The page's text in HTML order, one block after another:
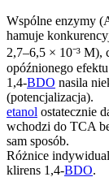
Wspólne enzymy
hamuje
2,7–6,5 × 10⁻³ M),
opóźnionego efektu
1,4-BDO nasila
(potencjalizacja).
etanol ostatecznie
wchodzi do TCA
sam sposób.
Różnice
klirens 1,4-BDO.